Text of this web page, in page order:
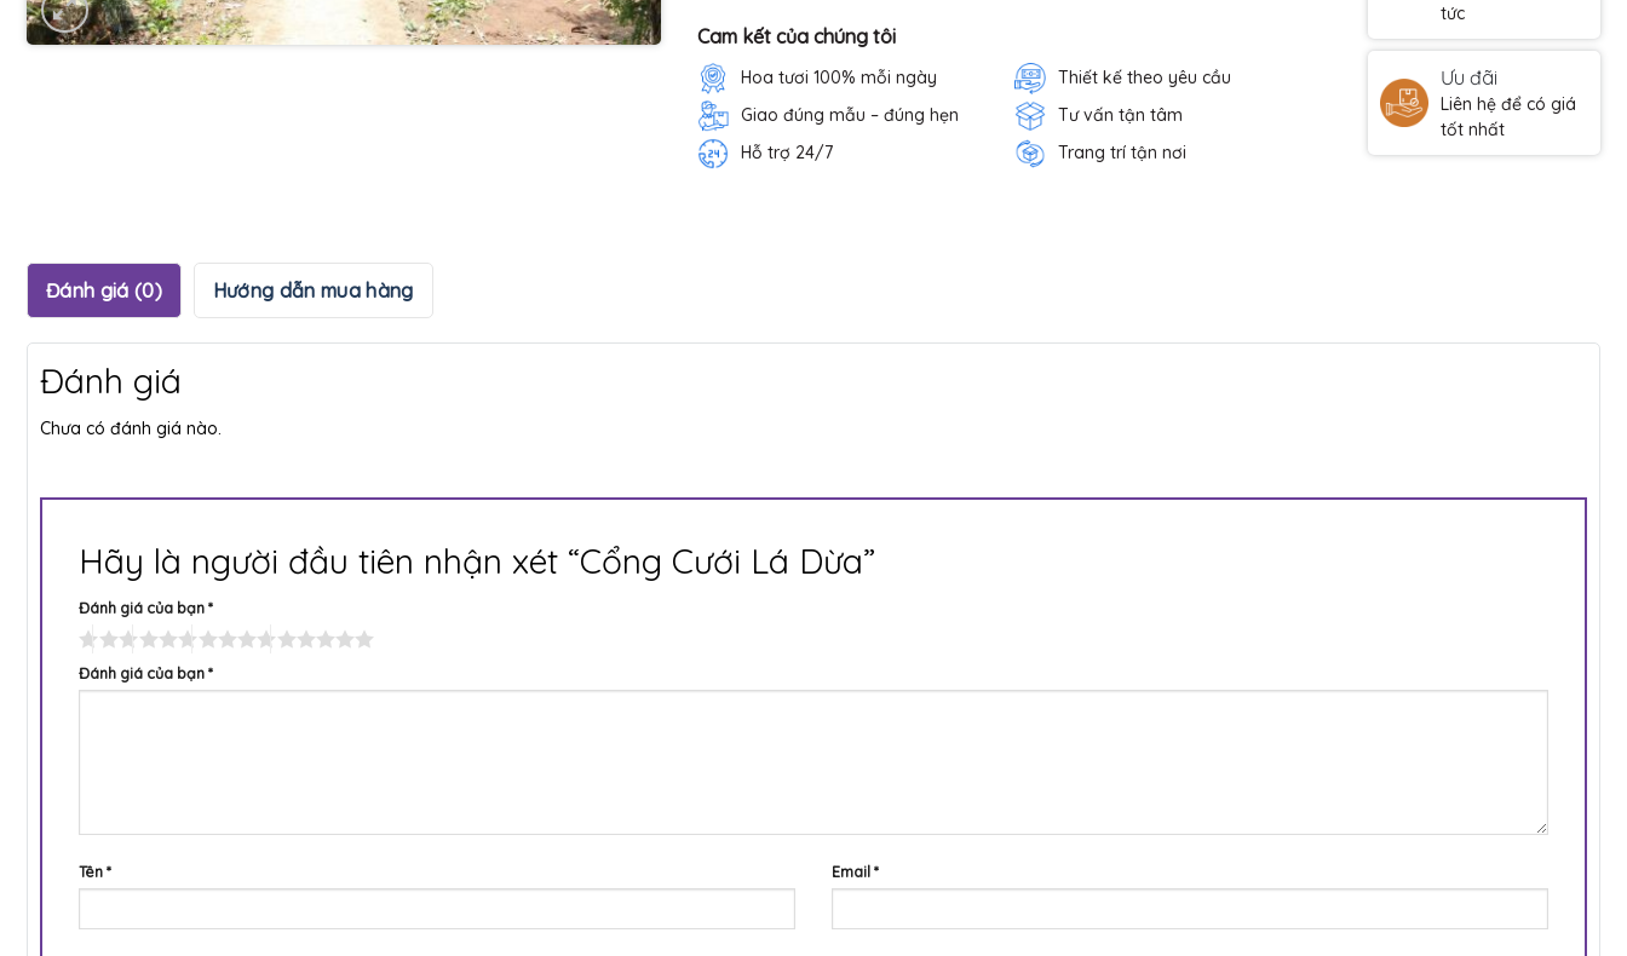
Cam kết của chúng tôi
Hoa tươi 100% mỗi ngày
Thiết kế theo yêu cầu
Giao đúng mẫu – đúng hẹn
Tư vấn tận tâm
Hỗ trợ 24/7
Trang trí tận nơi
tức
Ưu đãi
Liên hệ để có giá
tốt nhất
Đánh giá (0) Hướng dẫn mua hàng
Đánh giá
Chưa có đánh giá nào.
Hãy là người đầu tiên nhận xét “Cổng Cưới Lá Dừa”
Đánh giá của bạn*
Đánh giá của bạn*
Tên* Email*